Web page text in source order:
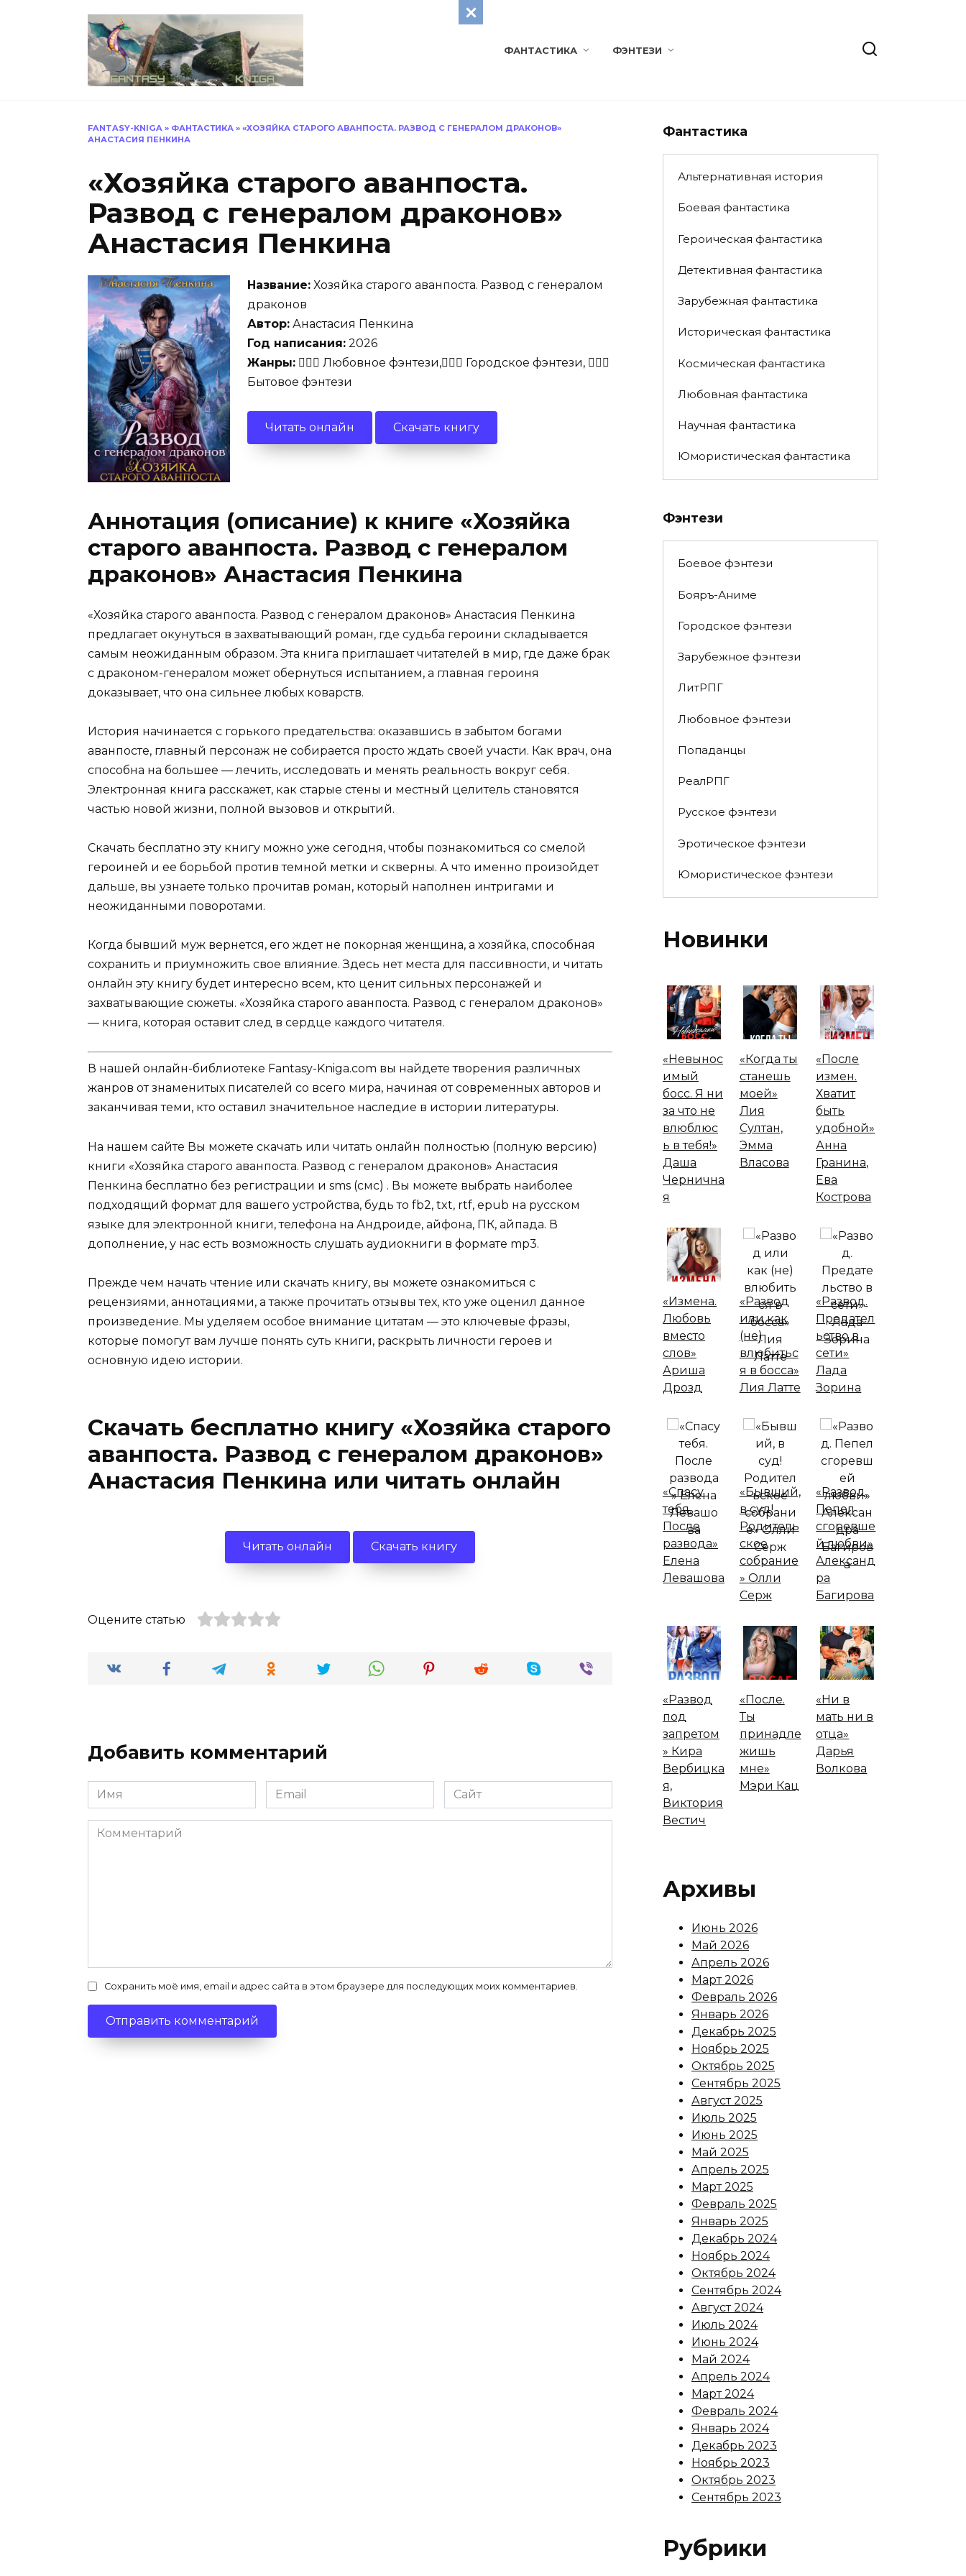
ФАНТАСТИКА ФЭНТЕЗИ
FANTASY-KNIGA » ФАНТАСТИКА » «ХОЗЯЙКА СТАРОГО АВАНПОСТА. РАЗВОД С ГЕНЕРАЛОМ ДРАКОНОВ»
АНАСТАСИЯ ПЕНКИНА
«Хозяйка старого аванпоста.
Развод с генералом драконов»
Анастасия Пенкина
Название: Хозяйка старого аванпоста. Развод с генералом
драконов
Автор: Анастасия Пенкина
Год написания: 2026
Жанры: 🧚🏻‍♀️ Любовное фэнтези,🧚🏻‍♀️ Городское фэнтези, 🧚🏻‍♀️
Бытовое фэнтези
Читать онлайн Скачать книгу
Аннотация (описание) к книге «Хозяйка
старого аванпоста. Развод с генералом
драконов» Анастасия Пенкина
«Хозяйка старого аванпоста. Развод с генералом драконов» Анастасия Пенкина
предлагает окунуться в захватывающий роман, где судьба героини складывается
самым неожиданным образом. Эта книга приглашает читателей в мир, где даже брак
с драконом-генералом может обернуться испытанием, а главная героиня
доказывает, что она сильнее любых коварств.
История начинается с горького предательства: оказавшись в забытом богами
аванпосте, главный персонаж не собирается просто ждать своей участи. Как врач, она
способна на большее — лечить, исследовать и менять реальность вокруг себя.
Электронная книга расскажет, как старые стены и местный целитель становятся
частью новой жизни, полной вызовов и открытий.
Скачать бесплатно эту книгу можно уже сегодня, чтобы познакомиться со смелой
героиней и ее борьбой против темной метки и скверны. А что именно произойдет
дальше, вы узнаете только прочитав роман, который наполнен интригами и
неожиданными поворотами.
Когда бывший муж вернется, его ждет не покорная женщина, а хозяйка, способная
сохранить и приумножить свое влияние. Здесь нет места для пассивности, и читать
онлайн эту книгу будет интересно всем, кто ценит сильных персонажей и
захватывающие сюжеты. «Хозяйка старого аванпоста. Развод с генералом драконов»
— книга, которая оставит след в сердце каждого читателя.
В нашей онлайн-библиотеке Fantasy-Kniga.com вы найдете творения различных
жанров от знаменитых писателей со всего мира, начиная от современных авторов и
заканчивая теми, кто оставил значительное наследие в истории литературы.
На нашем сайте Вы можете скачать или читать онлайн полностью (полную версию)
книги «Хозяйка старого аванпоста. Развод с генералом драконов» Анастасия
Пенкина бесплатно без регистрации и sms (смс) . Вы можете выбрать наиболее
подходящий формат для вашего устройства, будь то fb2, txt, rtf, epub на русском
языке для электронной книги, телефона на Андроиде, айфона, ПК, айпада. В
дополнение, у нас есть возможность слушать аудиокниги в формате mp3.
Прежде чем начать чтение или скачать книгу, вы можете ознакомиться с
рецензиями, аннотациями, а также прочитать отзывы тех, кто уже оценил данное
произведение. Мы уделяем особое внимание цитатам — это ключевые фразы,
которые помогут вам лучше понять суть книги, раскрыть личности героев и
основную идею истории.
Скачать бесплатно книгу «Хозяйка старого
аванпоста. Развод с генералом драконов»
Анастасия Пенкина или читать онлайн
Читать онлайн Скачать книгу
Оцените статью
Добавить комментарий
Имя
*
Email
*
Сайт
Комментарий
Сохранить моё имя, email и адрес сайта в этом браузере для последующих моих комментариев.
Фантастика
Альтернативная история
Боевая фантастика
Героическая фантастика
Детективная фантастика
Зарубежная фантастика
Историческая фантастика
Космическая фантастика
Любовная фантастика
Научная фантастика
Юмористическая фантастика
Фэнтези
Боевое фэнтези
Бояръ-Аниме
Городское фэнтези
Зарубежное фэнтези
ЛитРПГ
Любовное фэнтези
Попаданцы
РеалРПГ
Русское фэнтези
Эротическое фэнтези
Юмористическое фэнтези
Новинки
«Невынос
имый
босс. Я ни
за что не
влюблюс
ь в тебя!»
Даша
Чернична
я
«Когда ты
станешь
моей»
Лия
Султан,
Эмма
Власова
«После
измен.
Хватит
быть
удобной»
Анна
Гранина,
Ева
Кострова
«Измена.
Любовь
вместо
слов»
Ариша
Дрозд
«Развод
или как
(не)
влюбитьс
я в босса»
Лия Латте
«Развод.
Предател
ьство в
сети»
Лада
Зорина
«Спасу
тебя.
После
развода»
Елена
Левашова
«Бывший,
в суд!
Родитель
ское
собрание
» Олли
Серж
«Развод.
Пепел
сгоревше
й любви»
Александ
ра
Багирова
«Развод
под
запретом
» Кира
Вербицка
я,
Виктория
Вестич
«После.
Ты
принадле
жишь
мне»
Мэри Кац
«Ни в
мать ни в
отца»
Дарья
Волкова
Архивы
Июнь 2026
Май 2026
Апрель 2026
Март 2026
Февраль 2026
Январь 2026
Декабрь 2025
Ноябрь 2025
Октябрь 2025
Сентябрь 2025
Август 2025
Июль 2025
Июнь 2025
Май 2025
Апрель 2025
Март 2025
Февраль 2025
Январь 2025
Декабрь 2024
Ноябрь 2024
Октябрь 2024
Сентябрь 2024
Август 2024
Июль 2024
Июнь 2024
Май 2024
Апрель 2024
Март 2024
Февраль 2024
Январь 2024
Декабрь 2023
Ноябрь 2023
Октябрь 2023
Сентябрь 2023
Рубрики